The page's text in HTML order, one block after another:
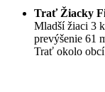
Trať Žiacky
Mladší žiaci 3
prevýšenie 61
Trať okolo